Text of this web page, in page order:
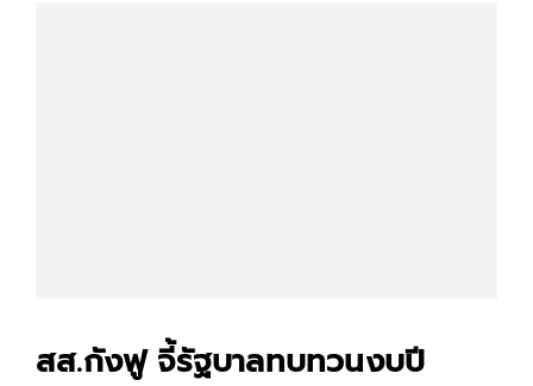
สส.กังฟู จี้รัฐบาลทบทวนงบปี